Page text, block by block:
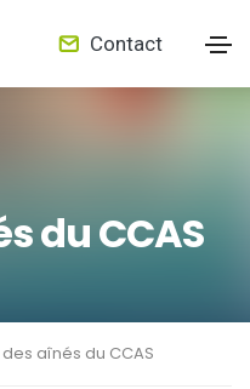
Contact
du CCAS
aînés du CCAS